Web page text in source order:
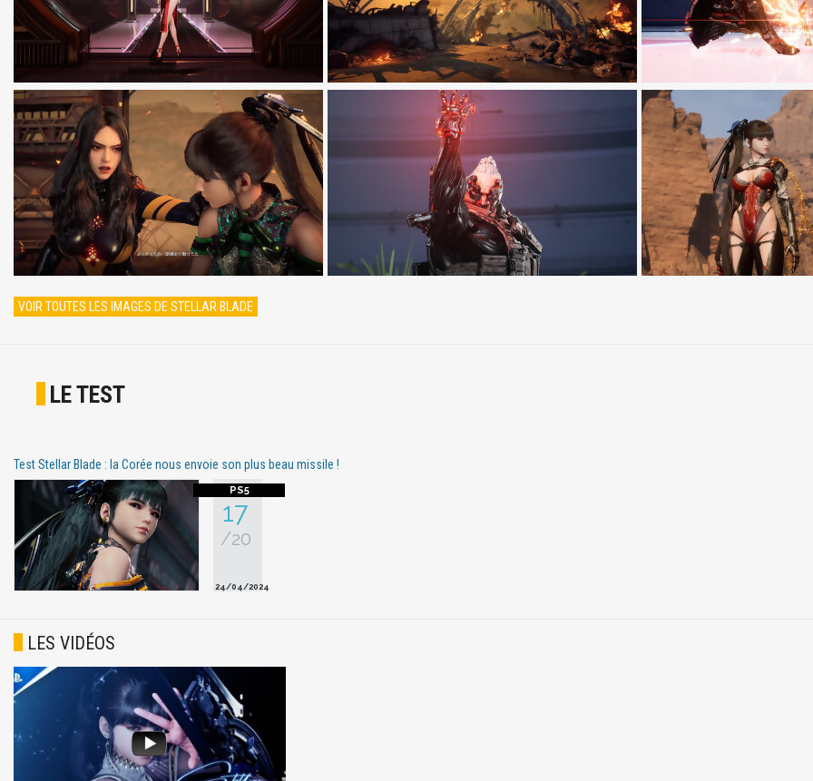
VOIR TOUTES LES IMAGES DE STELLAR BLADE
LE TEST
Test Stellar Blade : la Corée nous envoie son plus beau missile !
17
/20
24/04/2024
LES VIDÉOS